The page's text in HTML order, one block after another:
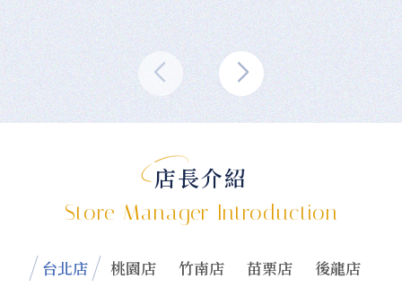
店長介紹
Store Manager Introduction
台北店 桃園店 竹南店 苗栗店 後龍店